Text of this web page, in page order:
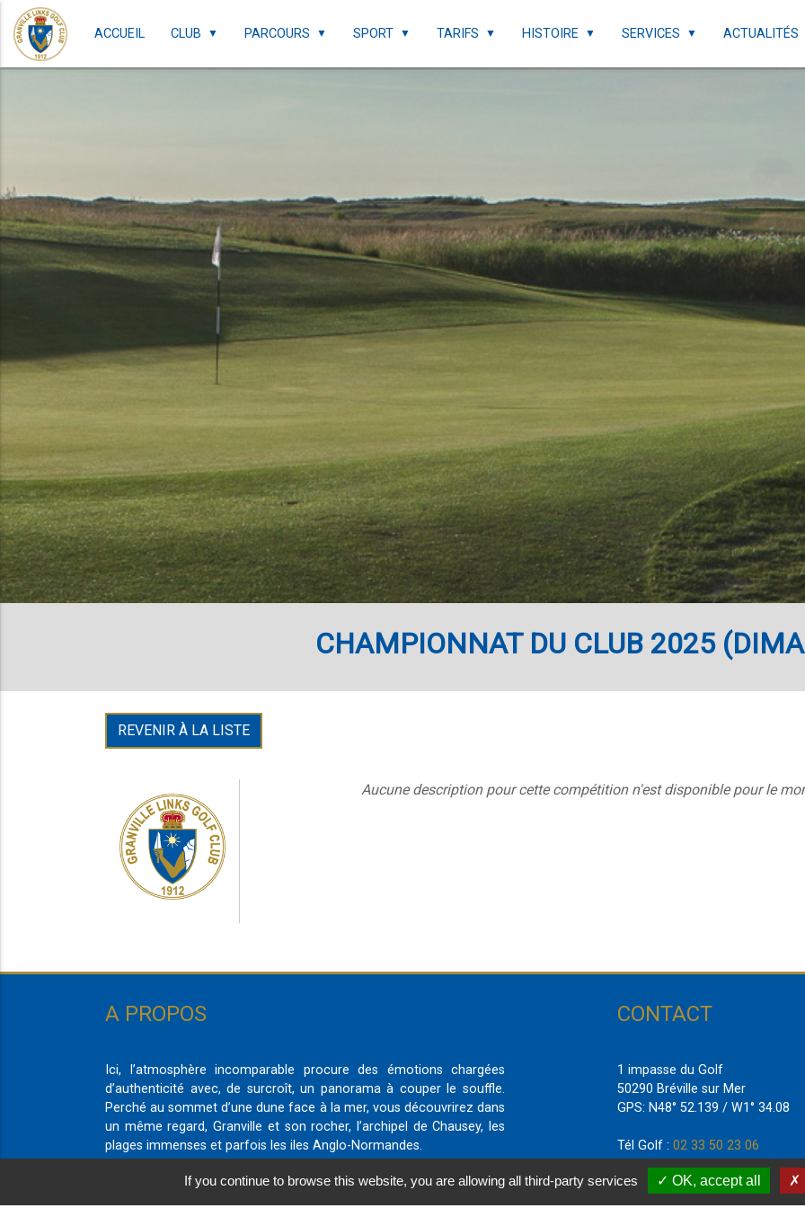
ACCUEIL CLUB PARCOURS SPORT TARIFS HISTOIRE SERVICES ACTUALITÉS
CHAMPIONNAT DU CLUB 2025
REVENIR À LA LISTE
Aucune description pour cette compétition n'est disponible pour le
A PROPOS
Ici, l’atmosphère incomparable procure des émotions chargées
d’authenticité avec, de surcroît, un panorama à couper le souffle.
Perché au sommet d’une dune face à la mer, vous découvrirez dans
un même regard, Granville et son rocher, l’archipel de Chausey, les
plages immenses et parfois les iles Anglo-Normandes.
CONTACT
1 impasse du Golf
50290 Bréville sur Mer
GPS: N48° 52.139 / W1° 34.08
Tél Golf : 02 33 50 23 06
Tél Restaurant :02 33 59 35 58
Mail :
If you continue to browse this website, you are allowing all third-party services OK, accept all